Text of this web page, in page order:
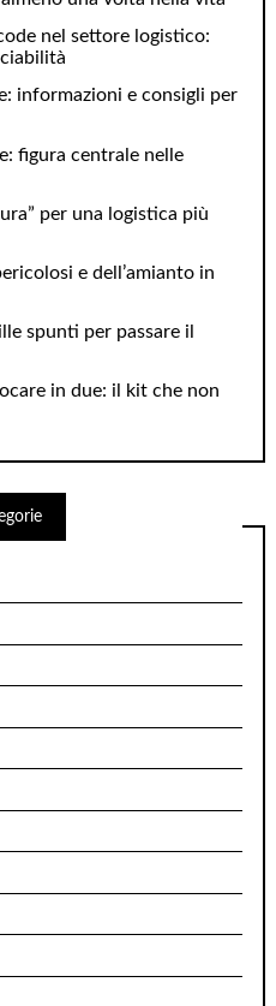
nel settore logistico:
informazioni e consigli per
figura centrale nelle
per una logistica più
e dell’amianto in
spunti per passare il
in due: il kit che non